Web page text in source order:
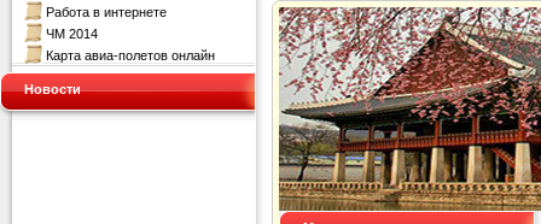
Работа в интернете
ЧМ 2014
Карта авиа-полетов онлайн
Новости